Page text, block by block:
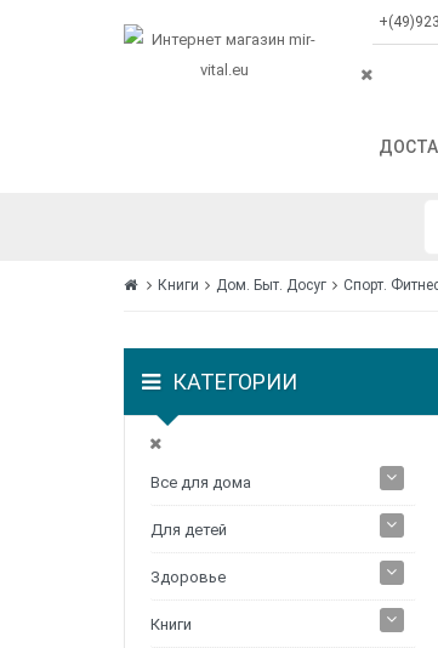
Книги Дом. Быт. Досуг Спорт.
КАТЕГОРИИ
Все для дома
Для детей
Здоровье
Книги